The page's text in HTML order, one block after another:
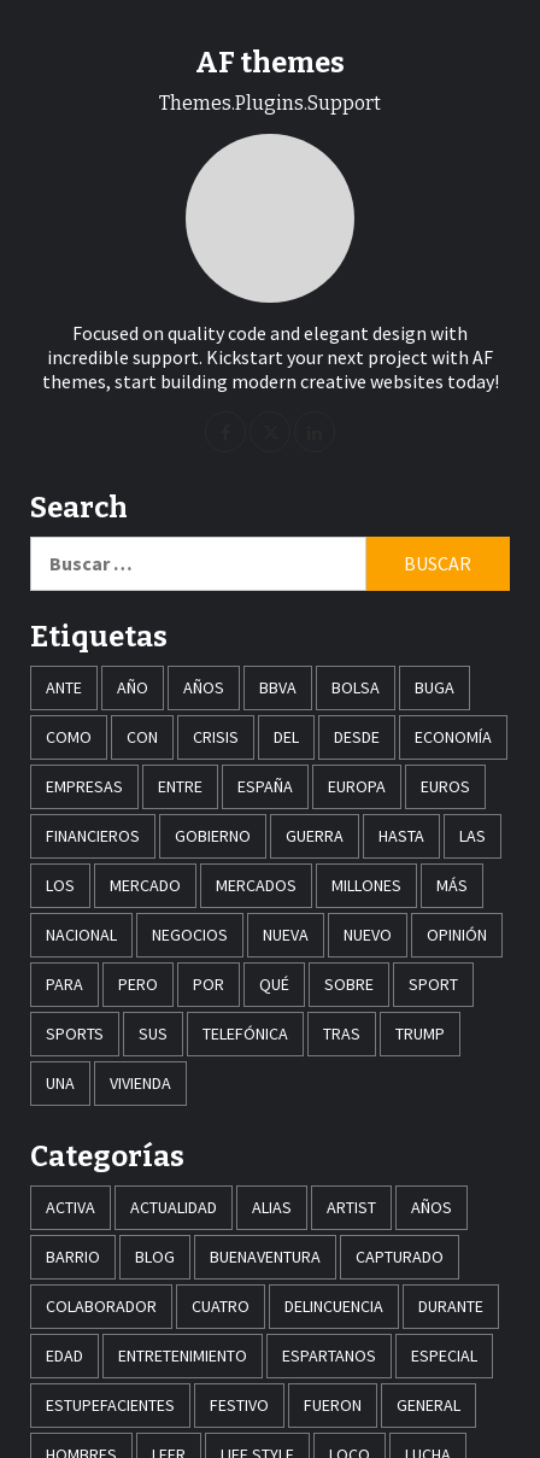
AF themes
Themes.Plugins.Support
Focused on quality code and elegant design with
incredible support. Kickstart your next project with AF
themes, start building modern creative websites today!
Search
Etiquetas
ANTE AÑO AÑOS BBVA BOLSA BUGA
COMO CON CRISIS DEL DESDE ECONOMÍA
EMPRESAS ENTRE ESPAÑA EUROPA EUROS
FINANCIEROS GOBIERNO GUERRA HASTA LAS
LOS MERCADO MERCADOS MILLONES MÁS
NACIONAL NEGOCIOS NUEVA NUEVO OPINIÓN
PARA PERO POR QUÉ SOBRE SPORT
SPORTS SUS TELEFÓNICA TRAS TRUMP
UNA VIVIENDA
Categorías
ACTIVA ACTUALIDAD ALIAS ARTIST AÑOS
BARRIO BLOG BUENAVENTURA CAPTURADO
COLABORADOR CUATRO DELINCUENCIA DURANTE
EDAD ENTRETENIMIENTO ESPARTANOS ESPECIAL
ESTUPEFACIENTES FESTIVO FUERON GENERAL